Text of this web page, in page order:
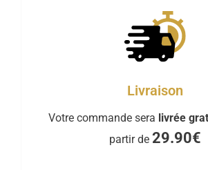
Livraison
Votre commande sera livrée
partir de 29.90€